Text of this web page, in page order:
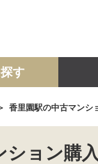
地 事業投
す
香里園駅の中古マンシ
ション購